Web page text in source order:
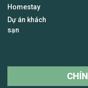
Homestay
Dự án khách
sạn